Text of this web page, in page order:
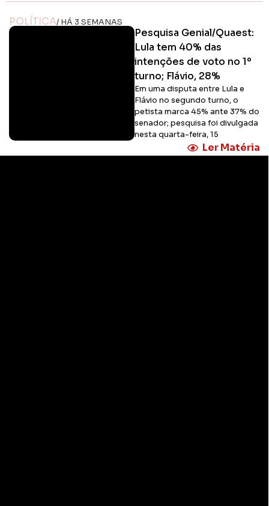
POLÍTICA/ HÁ 3 SEMANAS
Pesquisa Genial/Quaest:
Lula tem 40% das
intenções de voto no 1º
turno; Flávio, 28%
Em uma disputa entre Lula e
Flávio no segundo turno, o
petista marca 45% ante 37% do
senador; pesquisa foi divulgada
nesta quarta-feira, 15
Ler Matéria